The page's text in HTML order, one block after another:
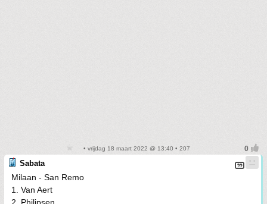
• vrijdag 18 maart 2022 @ 13:40 • 207
Sabata
Milaan - San Remo
1. Van Aert